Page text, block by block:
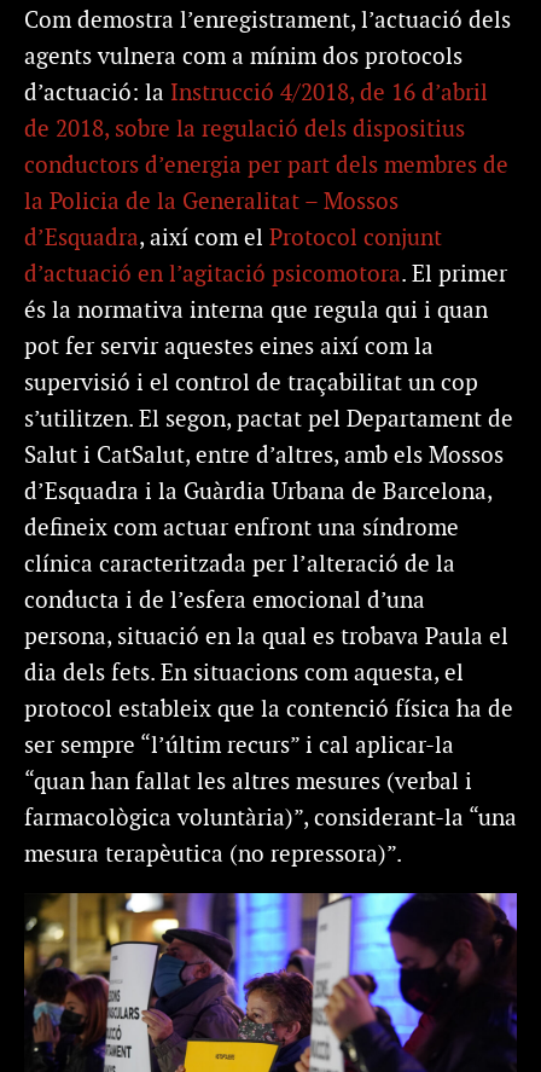
Com demostra l’enregistrament, l’actuació dels
agents vulnera com a mínim dos protocols
d’actuació: la Instrucció 4/2018, de 16 d’abril
de 2018, sobre la regulació dels dispositius
conductors d’energia per part dels membres de
la Policia de la Generalitat – Mossos
d’Esquadra, així com el Protocol conjunt
d’actuació en l’agitació psicomotora. El primer
és la normativa interna que regula qui i quan
pot fer servir aquestes eines així com la
supervisió i el control de traçabilitat un cop
s’utilitzen. El segon, pactat pel Departament de
Salut i CatSalut, entre d’altres, amb els Mossos
d’Esquadra i la Guàrdia Urbana de Barcelona,
defineix com actuar enfront una síndrome
clínica caracteritzada per l’alteració de la
conducta i de l’esfera emocional d’una
persona, situació en la qual es trobava Paula el
dia dels fets. En situacions com aquesta, el
protocol estableix que la contenció física ha de
ser sempre “l’últim recurs” i cal aplicar-la
“quan han fallat les altres mesures (verbal i
farmacològica voluntària)”, considerant-la “una
mesura terapèutica (no repressora)”.